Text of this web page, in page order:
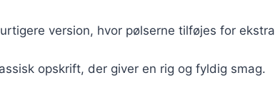
version, hvor pølserne tilføjes for ekstra
opskrift, der giver en rig og fyldig smag.